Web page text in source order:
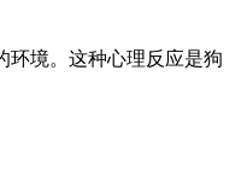
环境。这种心理反应是狗